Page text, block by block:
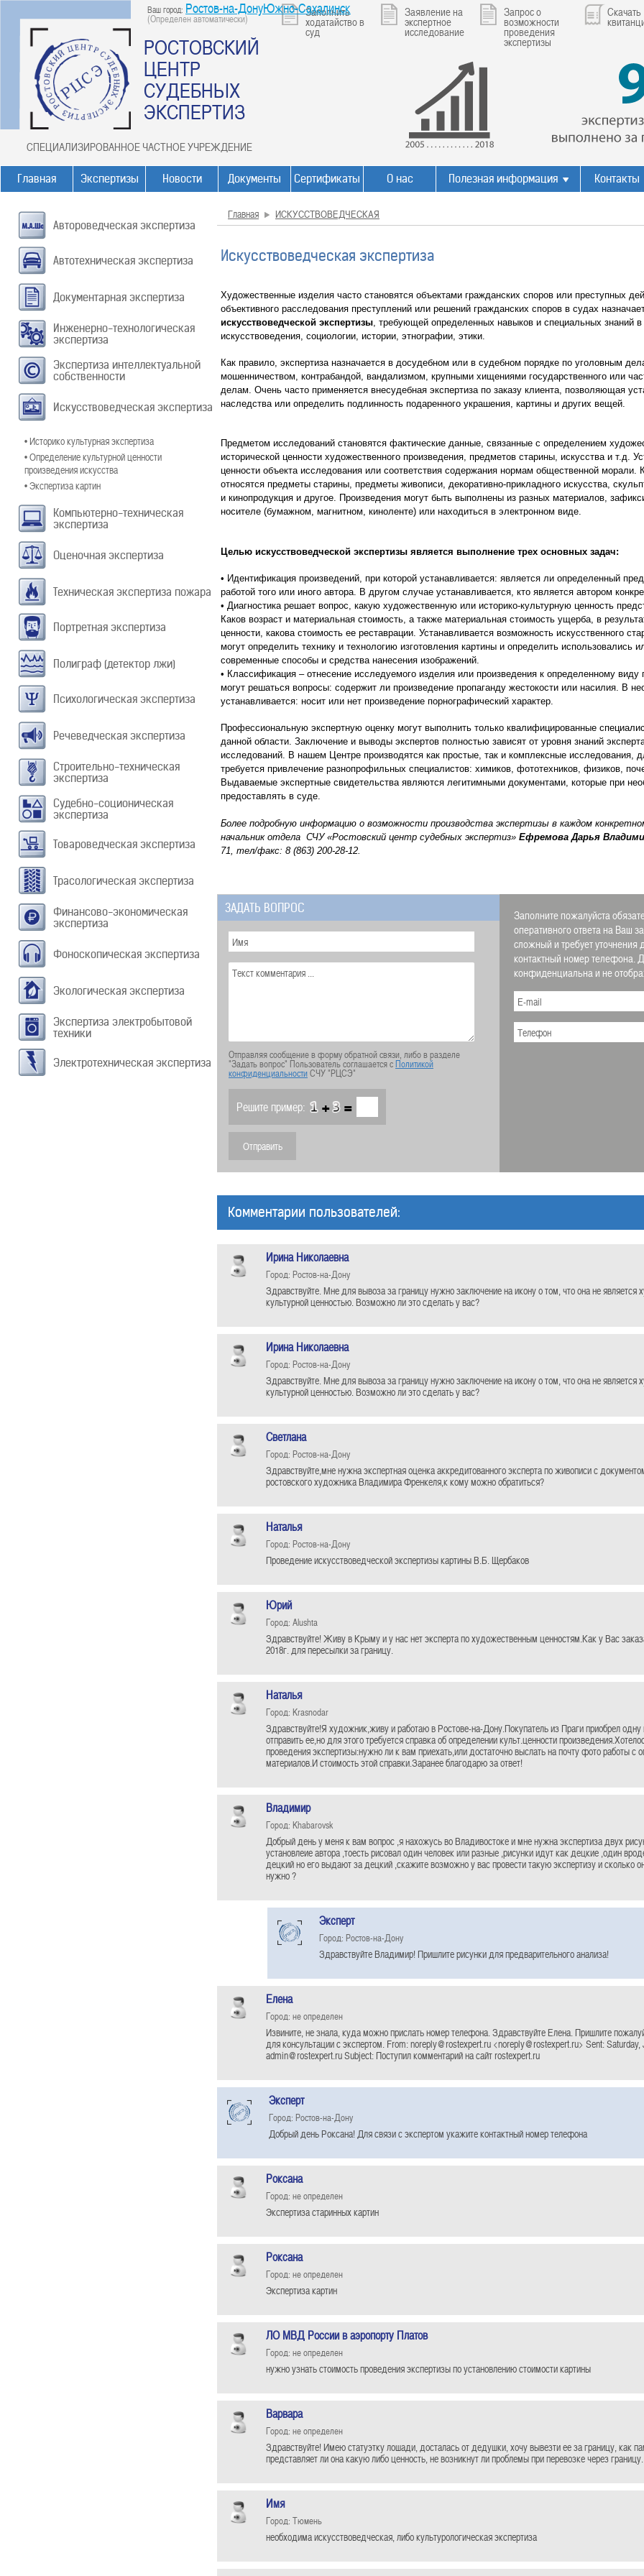
Ваш город: Ростов-на-ДонуЮжно-Сахалинск
(Определен автоматически)
РОСТОВСКИЙ
ЦЕНТР
СУДЕБНЫХ
ЭКСПЕРТИЗ
СПЕЦИАЛИЗИРОВАННОЕ ЧАСТНОЕ УЧРЕЖДЕНИЕ
Заполнить
ходатайство в
суд
Заявление на
экспертное
исследование
Запрос о
возможности
проведения
экспертизы
Скачать
Главная Экспертизы Новости Документы Сертификаты О нас Полезная информация Контакты
Автороведческая экспертиза
Автотехническая экспертиза
Документарная экспертиза
Инженерно-технологическая
экспертиза
Экспертиза интеллектуальной
собственности
Искусствоведческая экспертиза
• Историко культурная экспертиза
• Определение культурной ценности
произведения искусства
• Экспертиза картин
Компьютерно-техническая
экспертиза
Оценочная экспертиза
Техническая экспертиза пожара
Портретная экспертиза
Полиграф (детектор лжи)
Психологическая экспертиза
Речеведческая экспертиза
Строительно-техническая
экспертиза
Судебно-соционическая
экспертиза
Товароведческая экспертиза
Трасологическая экспертиза
Финансово-экономическая
экспертиза
Фоноскопическая экспертиза
Экологическая экспертиза
Экспертиза электробытовой
техники
Электротехническая экспертиза
Главная ИСКУССТВОВЕДЧЕСКАЯ
Искусствоведческая экспертиза
Художественные изделия часто становятся объектами гражданских споров или преступных
объективного расследования преступлений или решений гражданских споров в судах
искусствоведческой экспертизы, требующей определенных навыков и специальных знаний в
искусствоведения, социологии, истории, этнографии, этики.
Как правило, экспертиза назначается в досудебном или в судебном порядке по уголовным
мошенничеством, контрабандой, вандализмом, крупными хищениями государственного или
делам. Очень часто применяется внесудебная экспертиза по заказу клиента, позволяющая
наследства или определить подлинность подаренного украшения, картины и других вещей.
Предметом исследований становятся фактические данные, связанные с определением
исторической ценности художественного произведения, предметов старины, искусства и т.д.
ценности объекта исследования или соответствия содержания нормам общественной
относятся предметы старины, предметы живописи, декоративно-прикладного искусства,
и кинопродукция и другое. Произведения могут быть выполнены из разных материалов,
носителе (бумажном, магнитном, киноленте) или находиться в электронном виде.
Целью искусствоведческой экспертизы является выполнение трех основных задач:
• Идентификация произведений, при которой устанавливается: является ли определенный
работой того или иного автора. В другом случае устанавливается, кто является автором
• Диагностика решает вопрос, какую художественную или историко-культурную ценность
Каков возраст и материальная стоимость, а также материальная стоимость ущерба, в
ценности, какова стоимость ее реставрации. Устанавливается возможность искусственного
могут определить технику и технологию изготовления картины и определить использовались
современные способы и средства нанесения изображений.
• Классификация – отнесение исследуемого изделия или произведения к определенному виду
могут решаться вопросы: содержит ли произведение пропаганду жестокости или насилия. В
устанавливается: носит или нет произведение порнографический характер.
Профессиональную экспертную оценку могут выполнить только квалифицированные
данной области. Заключение и выводы экспертов полностью зависят от уровня знаний
исследований. В нашем Центре производятся как простые, так и комплексные исследования,
требуется привлечение разнопрофильных специалистов: химиков, фототехников, физиков,
Выдаваемые экспертные свидетельства являются легитимными документами, которые при
предоставлять в суде.
Более подробную информацию о возможности производства экспертизы в каждом
начальник отдела СЧУ «Ростовский центр судебных экспертиз» Ефремова Дарья
71, тел/факс: 8 (863) 200-28-12.
ЗАДАТЬ ВОПРОС
Отправляя сообщение в форму обратной связи, либо в разделе
"Задать вопрос" Пользователь соглашается сПолитикой
конфиденциальностиСЧУ "РЦСЭ"
Решите пример: + =
Заполните пожалуйста
оперативного ответа на Ваш
сложный и требует уточнения
контактный номер телефона.
конфиденциальна и не
Комментарии пользователей:
Ирина Николаевна
Город: Ростов-на-Дону
Здравствуйте. Мне для вывоза за границу нужно заключение на икону о том, что она не является
культурной ценностью. Возможно ли это сделать у вас?
Ирина Николаевна
Город: Ростов-на-Дону
Здравствуйте. Мне для вывоза за границу нужно заключение на икону о том, что она не является
культурной ценностью. Возможно ли это сделать у вас?
Светлана
Город: Ростов-на-Дону
Здравствуйте,мне нужна экспертная оценка аккредитованного эксперта по живописи с
ростовского художника Владимира Френкеля,к кому можно обратиться?
Наталья
Город: Ростов-на-Дону
Проведение искусствоведческой экспертизы картины В.Б. Щербаков
Юрий
Город: Alushta
Здравствуйте! Живу в Крыму и у нас нет эксперта по художественным ценностям.Как у Вас
2018г. для пересылки за границу.
Наталья
Город: Krasnodar
Здравствуйте!Я художник,живу и работаю в Ростове-на-Дону.Покупатель из Праги приобрел
отправить ее,но для этого требуется справка об определении культ.ценности
проведения экспертизы:нужно ли к вам приехать,или достаточно выслать на почту фото работы с
материалов.И стоимость этой справки.Заранее благодарю за ответ!
Владимир
Город: Khabarovsk
Добрый день у меня к вам вопрос ,я нахожусь во Владивостоке и мне нужна экспертиза двух
установлеие автора ,тоесть рисовал один человек или разные ,рисунки идут как децкие ,один
децкий но его выдают за децкий ,скажите возможно у вас провести такую экспертизу и сколько
нужно ?
Эксперт
Город: Ростов-на-Дону
Здравствуйте Владимир! Пришлите рисунки для предварительного анализа!
Елена
Город: не определен
Извините, не знала, куда можно прислать номер телефона. Здравствуйте Елена. Пришлите
для консультации с экспертом. From: noreply@rostexpert.ru <noreply@rostexpert.ru> Sent: Saturday,
admin@rostexpert.ru Subject: Поступил комментарий на сайт rostexpert.ru
Эксперт
Город: Ростов-на-Дону
Добрый день Роксана! Для связи с экспертом укажите контактный номер телефона
Роксана
Город: не определен
Экспертиза старинных картин
Роксана
Город: не определен
Экспертиза картин
ЛО МВД России в аэропорту Платов
Город: не определен
нужно узнать стоимость проведения экспертизы по установлению стоимости картины
Варвара
Город: не определен
Здравствуйте! Имею статуэтку лошади, досталась от дедушки, хочу вывезти ее за границу, как
представляет ли она какую либо ценность, не возникнут ли проблемы при перевозке через границу.
Имя
Город: Тюмень
необходима искусствоведческая, либо культурологическая экспертиза